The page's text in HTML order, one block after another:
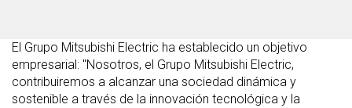
El Grupo Mitsubishi Electric ha establecido un objetivo
empresarial: "Nosotros, el Grupo Mitsubishi Electric,
contribuiremos a alcanzar una sociedad dinámica y
sostenible a través de la innovación tecnológica y la